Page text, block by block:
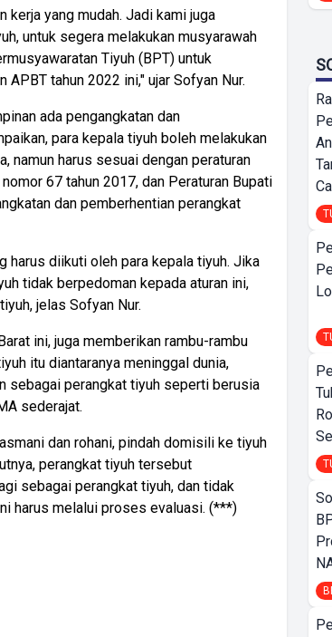
kerja yang mudah. Jadi kami juga
untuk segera melakukan musyarawah
Tiyuh (BPT) untuk
APBT tahun 2022 ini," ujar Sofyan Nur.
ada pengangkatan dan
para kepala tiyuh boleh melakukan
namun harus sesuai dengan peraturan
67 tahun 2017, dan Peraturan Bupati
dan pemberhentian perangkat
harus diikuti oleh para kepala tiyuh. Jika
tidak berpedoman kepada aturan ini,
jelas Sofyan Nur.
ini, juga memberikan rambu-rambu
itu diantaranya meninggal dunia,
sebagai perangkat tiyuh seperti berusia
sederajat.
dan rohani, pindah domisili ke tiyuh
perangkat tiyuh tersebut
sebagai perangkat tiyuh, dan tidak
harus melalui proses evaluasi. (***)